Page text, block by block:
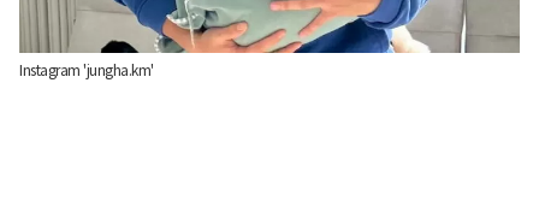
Instagram 'jungha.km'